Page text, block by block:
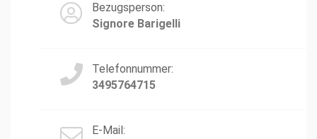
Bezugsperson:
Signore Barigelli
Telefonnummer:
3495764715
E-Mail: